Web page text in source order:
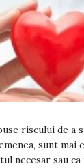
riscului de a
sunt mai
necesar sau